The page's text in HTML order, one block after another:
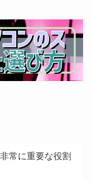
常に重要な役割